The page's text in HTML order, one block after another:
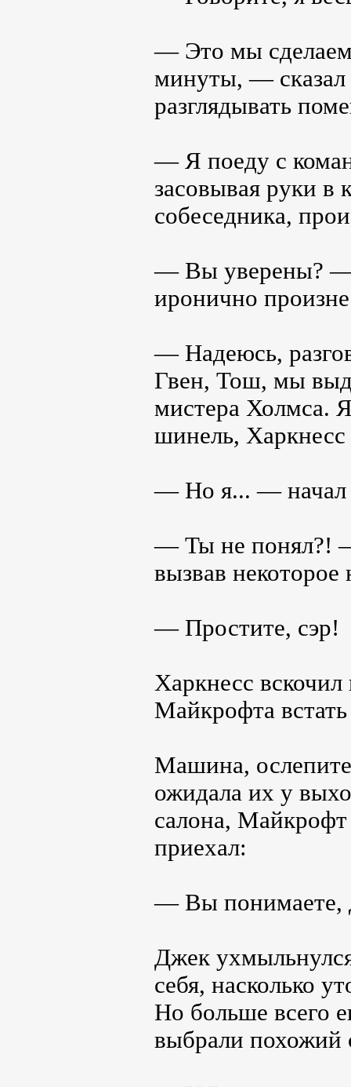
— Это мы сделаем
минуты, — сказал
разглядывать
— Я поеду с
засовывая руки в
собеседника,
— Вы уверены? —
иронично
— Надеюсь,
Гвен, Тош, мы
мистера Холмса.
шинель, Харкнесс
— Но я... — начал
— Ты не понял?!
вызвав
— Простите, сэр!
Харкнесс
Майкрофта
Машина,
ожидала их у
салона, Майкрофт
приехал:
— Вы понимаете,
Джек
себя, насколько
Но больше всего
выбрали похожий